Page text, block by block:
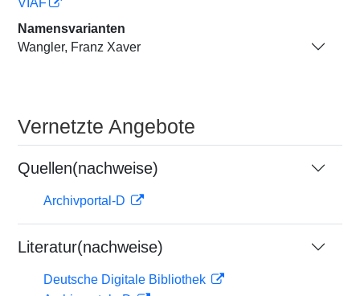
VIAF
Namensvarianten
Wangler, Franz Xaver
Vernetzte Angebote
Quellen(nachweise)
Archivportal-D
Literatur(nachweise)
Deutsche Digitale Bibliothek